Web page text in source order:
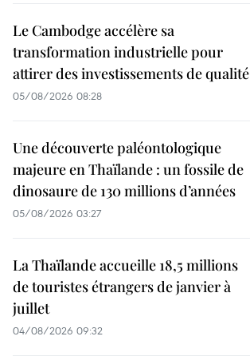
Le Cambodge accélère sa
transformation industrielle pour
attirer des investissements de qualité
05/08/2026 08:28
Une découverte paléontologique
majeure en Thaïlande : un fossile de
dinosaure de 130 millions d’années
05/08/2026 03:27
La Thaïlande accueille 18,5 millions
de touristes étrangers de janvier à
juillet
04/08/2026 09:32